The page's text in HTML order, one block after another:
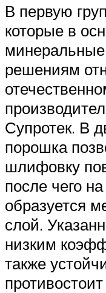
В первую
которые в
решениям
Супротек. В
порошка
шлифовку
после чего
образуется
слой.
низким
также